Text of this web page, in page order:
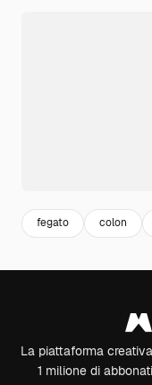
fegato colon
La piattaforma
1 milione di